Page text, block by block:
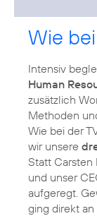
Wie
Intensiv
Human
zusätzlich
Methoden
Wie bei der
wir unsere
Statt Carsten
und unser
aufgeregt.
ging direkt an